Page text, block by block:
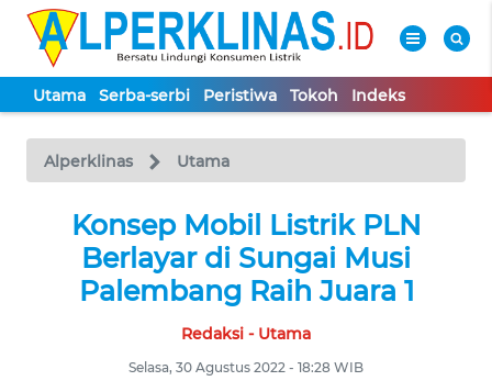
Utama Serba-serbi Peristiwa Tokoh Indeks
Alperklinas Utama
Konsep Mobil Listrik PLN
Berlayar di Sungai Musi
Palembang Raih Juara 1
Redaksi - Utama
Selasa, 30 Agustus 2022 - 18:28 WIB
TV
Tutup
UTAMA
SERBA-